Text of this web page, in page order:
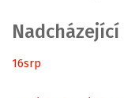
16srp